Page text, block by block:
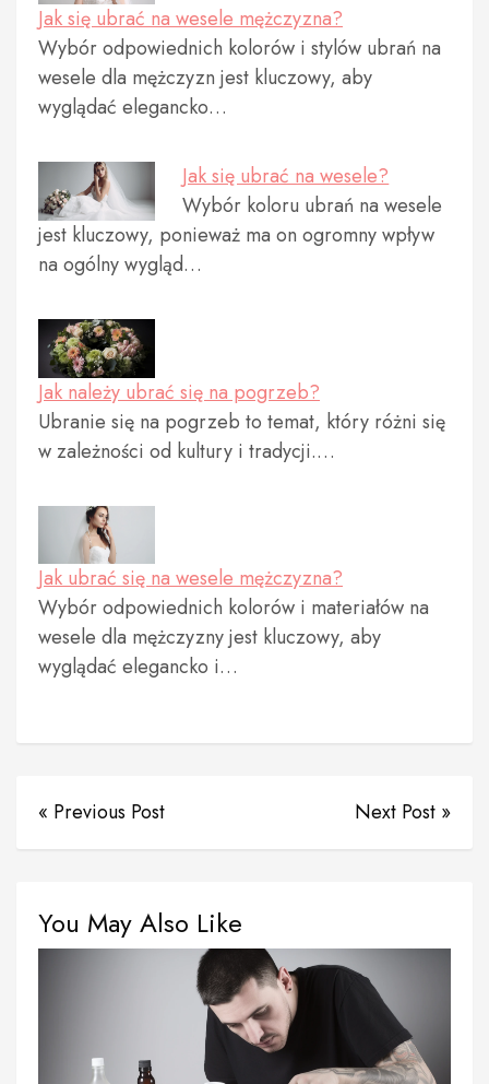
Jak się ubrać na wesele mężczyzna?
Wybór odpowiednich kolorów i stylów ubrań na
wesele dla mężczyzn jest kluczowy, aby
wyglądać elegancko…
Jak się ubrać na wesele?
Wybór koloru ubrań na wesele
jest kluczowy, ponieważ ma on ogromny wpływ
na ogólny wygląd…
Jak należy ubrać się na pogrzeb?
Ubranie się na pogrzeb to temat, który różni się
w zależności od kultury i tradycji.…
Jak ubrać się na wesele mężczyzna?
Wybór odpowiednich kolorów i materiałów na
wesele dla mężczyzny jest kluczowy, aby
wyglądać elegancko i…
« Previous Post Next Post »
You May Also Like